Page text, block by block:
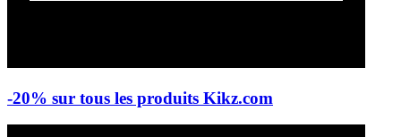
-20% sur tous les produits Kikz.com